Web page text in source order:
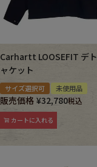
Carhartt LOOSEFIT デ
ャケット
サイズ選択可 未使用品
販売価格 ¥32,780税込
カートに入れる